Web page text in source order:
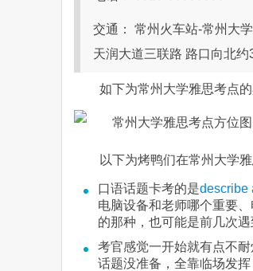
交通： 常州火车站-常州大
天润大道三联路 路口向北约
如下为常州大学雅思考点
以下为烤鸭们在常州大学
口语话题卡考的是describe
电脑设备和老师哪个重要
的那种，也可能是前几次遇
考官感觉一开始就有点不
话题没准备，全靠临场发